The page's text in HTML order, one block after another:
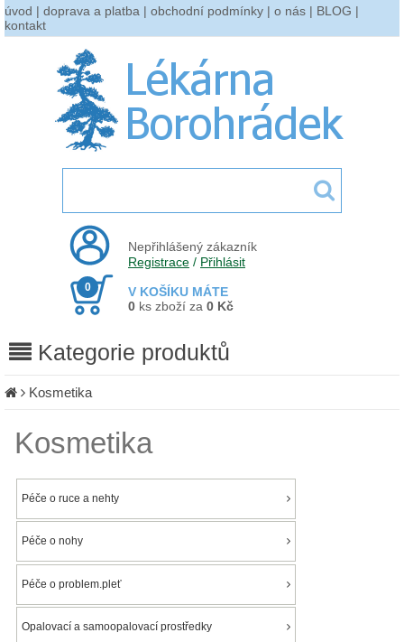
úvod | doprava a platba | obchodní podmínky | o nás | BLOG |
kontakt
Nepřihlášený zákazník
Registrace / Přihlásit
V KOŠÍKU MÁTE
0
0 ks zboží za 0 Kč
Kategorie produktů
Kosmetika
Kosmetika
Péče o ruce a nehty
Péče o nohy
Péče o problem.pleť
Opalovací a samoopalovací prostředky